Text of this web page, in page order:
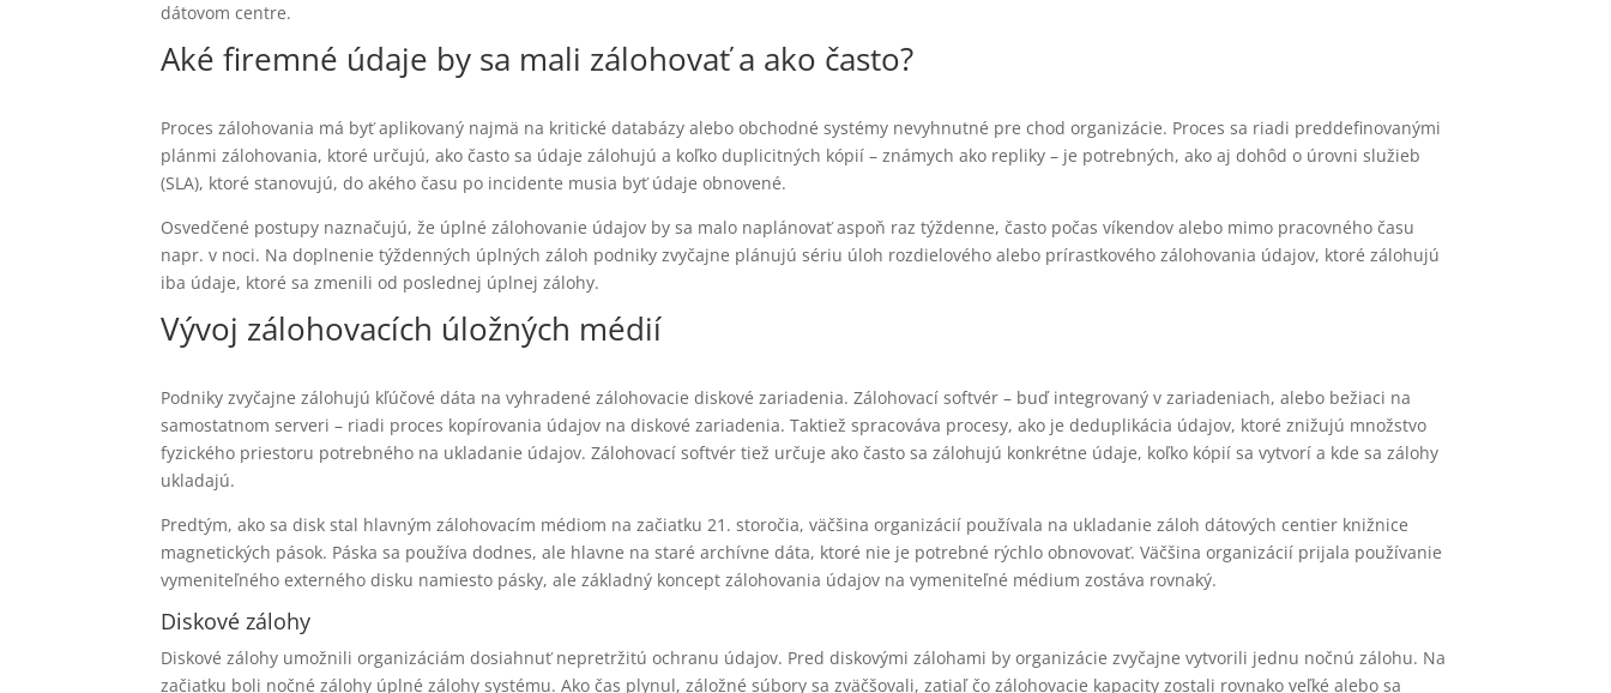
dátovom centre.
Aké firemné údaje by sa mali zálohovať a ako často?
Proces zálohovania má byť aplikovaný najmä na kritické databázy alebo obchodné systémy nevyhnutné pre chod organizácie. Proces sa riadi preddefinovanými
plánmi zálohovania, ktoré určujú, ako často sa údaje zálohujú a koľko duplicitných kópií – známych ako repliky – je potrebných, ako aj dohôd o úrovni služieb
(SLA), ktoré stanovujú, do akého času po incidente musia byť údaje obnovené.
Osvedčené postupy naznačujú, že úplné zálohovanie údajov by sa malo naplánovať aspoň raz týždenne, často počas víkendov alebo mimo pracovného času
napr. v noci. Na doplnenie týždenných úplných záloh podniky zvyčajne plánujú sériu úloh rozdielového alebo prírastkového zálohovania údajov, ktoré zálohujú
iba údaje, ktoré sa zmenili od poslednej úplnej zálohy.
Vývoj zálohovacích úložných médií
Podniky zvyčajne zálohujú kľúčové dáta na vyhradené zálohovacie diskové zariadenia. Zálohovací softvér – buď integrovaný v zariadeniach, alebo bežiaci na
samostatnom serveri – riadi proces kopírovania údajov na diskové zariadenia. Taktiež spracováva procesy, ako je deduplikácia údajov, ktoré znižujú množstvo
fyzického priestoru potrebného na ukladanie údajov. Zálohovací softvér tiež určuje ako často sa zálohujú konkrétne údaje, koľko kópií sa vytvorí a kde sa zálohy
ukladajú.
Predtým, ako sa disk stal hlavným zálohovacím médiom na začiatku 21. storočia, väčšina organizácií používala na ukladanie záloh dátových centier knižnice
magnetických pások. Páska sa používa dodnes, ale hlavne na staré archívne dáta, ktoré nie je potrebné rýchlo obnovovať. Väčšina organizácií prijala používanie
vymeniteľného externého disku namiesto pásky, ale základný koncept zálohovania údajov na vymeniteľné médium zostáva rovnaký.
Diskové zálohy
Diskové zálohy umožnili organizáciám dosiahnuť nepretržitú ochranu údajov. Pred diskovými zálohami by organizácie zvyčajne vytvorili jednu nočnú zálohu. Na
začiatku boli nočné zálohy úplné zálohy systému. Ako čas plynul, záložné súbory sa zväčšovali, zatiaľ čo zálohovacie kapacity zostali rovnako veľké alebo sa